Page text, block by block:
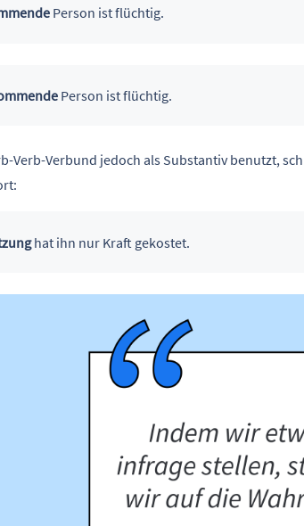
Person ist flüchtig.
Person ist flüchtig.
Verb-Verbund jedoch als Substantiv benutzt,
hat ihn nur Kraft gekostet.